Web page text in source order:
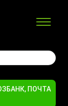
ПОЧТА